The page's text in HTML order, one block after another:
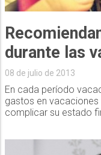
durante las
08 de julio de 2013
En cada período
gastos en
complicar su estado